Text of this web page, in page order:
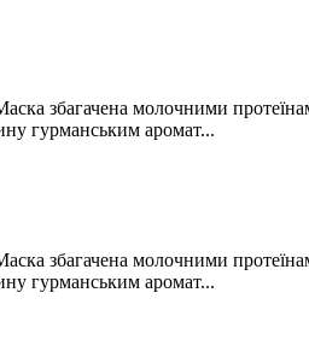
збагачена молочними
гурманським аромат...
збагачена молочними
гурманським аромат...